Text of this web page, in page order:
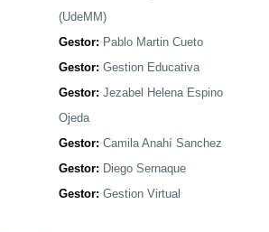
(UdeMM)
Gestor: Pablo Martin Cueto
Gestor:Gestion Educativa
Gestor:Jezabel Helena Espino
Ojeda
Gestor:Camila Anahí Sanchez
Gestor: Diego Sernaque
Gestor:Gestion Virtual